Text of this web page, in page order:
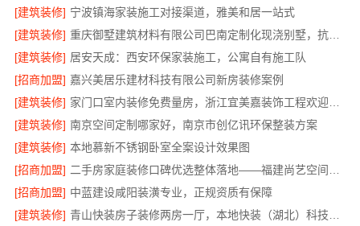
[建筑装修] 宁波镇海家装施工对接渠道，雅美和居一站式
[建筑装修]
重庆御墅建筑材料有限公司巴南定制化现浇别墅，抗震防风
[建筑装修] 居安天成：西安环保家装施工，公寓自有施工队
[招商加盟] 嘉兴美居乐建材科技有限公司新房装修案例
[建筑装修]
[建筑装修] 南京空间定制哪家好，南京市创亿讯环保整装方案
[建筑装修] 本地慕新不锈钢卧室全案设计效果图
[招商加盟]
[招商加盟] 中蓝建设咸阳装潢专业，正规资质有保障
[建筑装修]